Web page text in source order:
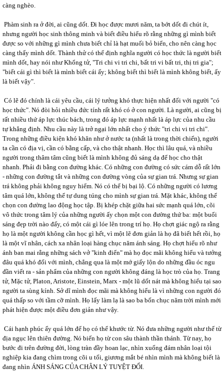
càng nghèo.
Phàm sinh ra ở đời, ai cũng dốt. Đi học được mươi năm, ta bớt dốt đi chút ít,
nhưng người học sinh thông minh và biết điều hiểu rõ rằng những gì mình biết
được so với những gì mình chưa biết chỉ là hạt muối bỏ biển, cho nên càng học
càng thấy mình dốt. Thành thử có thể định nghĩa người có học thức là người biết
mình dốt, hay nói như Khổng tử, "Tri chi vi tri chi, bất tri vi bất tri, thị tri gia";
"biết cái gì thì biết là mình biết cái ấy; không biết thì biết là mình không biết, ấy
là biết vậy".
Có lẽ đó chính là cái yêu cầu, cái lý tưởng khó thực hiện nhất đối với người "có
học thức". Nó đòi hỏi nhiều đức tính rất khó có ở con người. Là người, ai cũng bị
rất nhiều thứ áp lực thúc bách, trong đó áp lực mạnh nhất là áp lực của nhu cầu
tự khẳng định. Nhu cầu này là trở ngại lớn nhất cho ý thức "tri chi vi tri chi".
Trong những điều kiện khó khăn như ở nước ta (nhất là trong thời chiến), người
ta cần có địa vị, cần có bằng cấp, và cho thật nhanh. Học thì lâu quá, và nhiều
người trong thâm tâm cũng biết là mình không đủ sáng dạ để học cho thật
nhanh. Phải đi bằng con đường khác. Có những con đường có sức cám dỗ rất lớn
- những con đường tắt và những con đường vòng của sự gian trá. Nhưng sự gian
trá không phải không nguy hiểm. Nó có thể bị bại lộ. Có những người có lương
tâm quá lớn, không thể tự dung túng cho mình sự gian trá. Mặt khác, không thể
chọn con đường lao động học tập. Bị khép chặt giữa hai sức mạnh quá lớn, cõi
vô thức trong tâm lý của những người ấy chọn một con đường thứ ba: một buổi
sáng đẹp trời nào đấy, có một cái gì lóe lên trong trí họ. Họ chợt giác ngộ ra rằng
họ là một người không cần học gì hết, vì một lẽ đơn giản là họ đã biết hết rồi, họ
là một vĩ nhân, cách xa nhân loại hàng chục năm ánh sáng. Họ chợt hiểu rõ như
ánh ban mai rằng những sách vở "kinh điển" mà họ đọc mãi không hiểu và tưởng
đâu quá khó đối với mình, chẳng qua là một mớ giấy lộn do những đầu óc ngu
đần viết ra - sản phẩm của những con người không đáng là học trò của họ. Trang
tử, Mặc tử, Platon, Aristote, Einstein, Marx - một lũ dốt nát mà không hiểu tại sao
người ta sùng kính. Sở dĩ mình đọc mãi mà không hiểu là vì những con người đó
quá thấp so với tầm cỡ mình. Họ lấy làm lạ là sao ba bốn chục năm trời mình mới
phát hiện được một điều đơn giản như vậy.
Cái hạnh phúc ấy quá lớn để họ có thể khước từ. Nó đưa những người như thế từ
địa ngục lên thiên đường. Nó biến họ từ con sâu thành thần thánh. Từ nay, họ
bước đi trên đường đời, lòng tràn đầy hoan lạc, nhìn xuống đám nhân loại tội
nghiệp kia đang chìm trong cõi u tối, giương mắt bé nhìn mình mà không biết là
đang nhìn ÁNH SÁNG CỦA CHÂN LÝ TUYỆT ĐỐI.